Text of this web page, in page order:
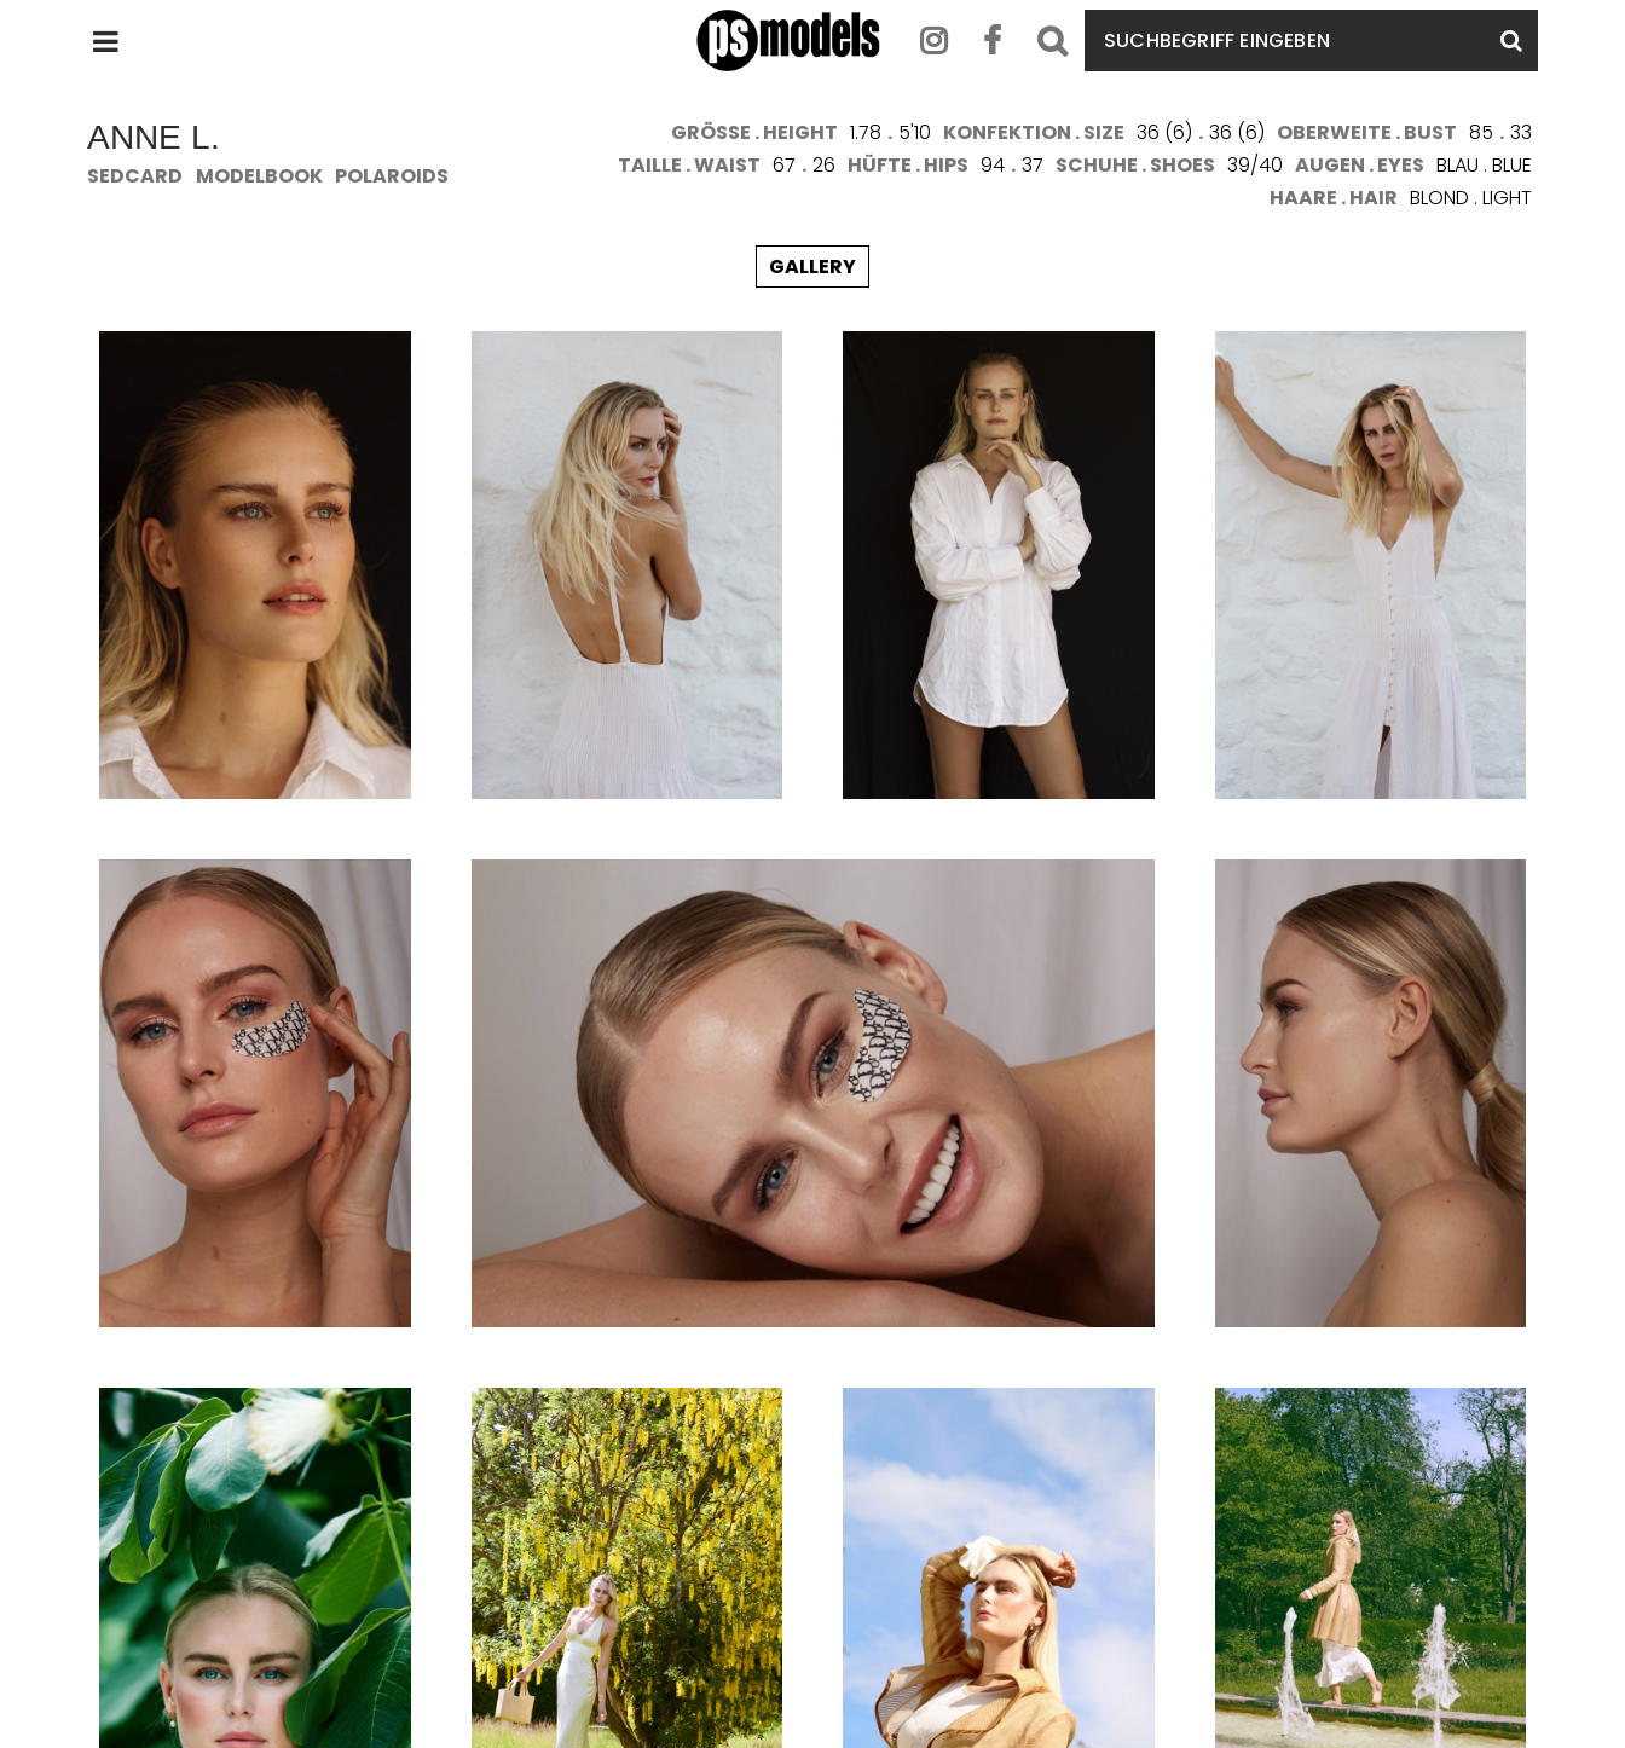
EINGEBEN
HAUPTMENÜ
ANNE L.
SEDCARD MODELBOOK POLAROIDS
GRÖSSE . HEIGHT 1.78 . 5'10 KONFEKTION . SIZE 36 (6) . 36 (6) OBERWEITE . BUST 85 . 33
TAILLE . WAIST 67 . 26 HÜFTE . HIPS 94 . 37 SCHUHE . SHOES 39/40 AUGEN . EYES BLAU . BLUE
HAARE . HAIR BLOND . LIGHT
GALLERY